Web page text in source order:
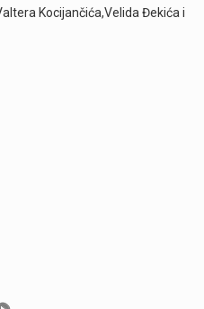
Kocijančića,Velida Đekića i